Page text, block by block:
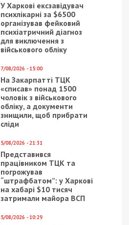
У Харкові ексзавідувач
психлікарні за $6500
організував фейковий
психіатричний діагноз
для виключення з
військового обліку
7/08/2026 - 15:00
На Закарпатті ТЦК
«списав» понад 1500
чоловік з військового
обліку, а документи
знищили, щоб прибрати
сліди
5/08/2026 - 21:31
Представився
працівником ТЦК та
погрожував
“штрафбатом”: у Харкові
на хабарі $10 тисяч
затримали майора ВСП
5/08/2026 - 10:29